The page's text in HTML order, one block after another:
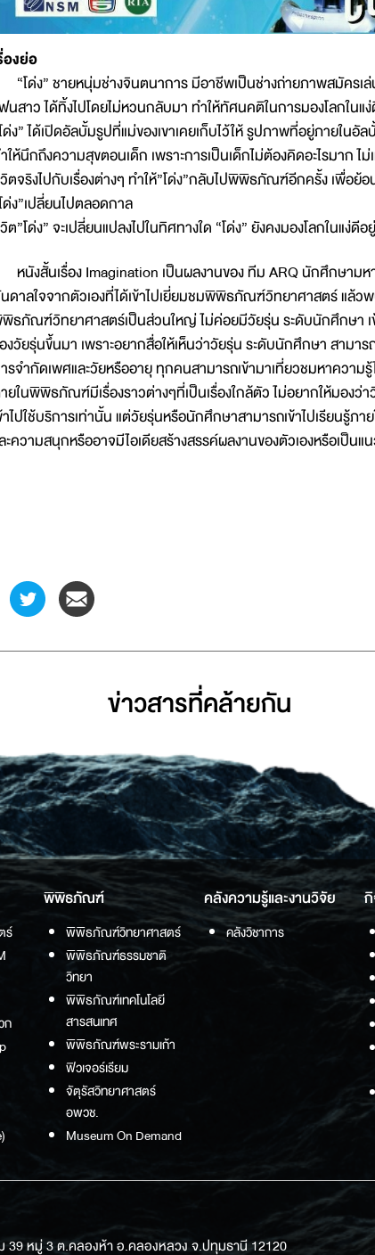
องย่อ
“โด่ง” ชายหนุ่มช่างจินตนาการ มีอาชีพเป็นช่างถ่ายภาพสมัครเล่
นสาว ได้ทิ้งไปโดยไม่หวนกลับมา ทำให้ทัศนคติในการมองโลกในแ
ด่ง” ได้เปิดอัลบั้มรูปที่แม่ของเขาเคยเก็บไว้ให้ รูปภาพที่อยู่ภายในอั
ให้นึกถึงความสุขตอนเด็ก เพราะการเป็นเด็กไม่ต้องคิดอะไรมาก
ตจริงไปกับเรื่องต่างๆ ทำให้”โด่ง”กลับไปพิพิธภัณฑ์อีกครั้ง เพื่อย้
ด่ง”เปลี่ยนไปตลอดกาล
ต”โด่ง” จะเปลี่ยนแปลงไปในทิศทางใด “โด่ง” ยังคงมองโลกในแง่ดี
หนังสั้นเรื่อง Imagination เป็นผลงานของ ทีม ARQ นักศึกษาม
ดาลใจจากตัวเองที่ได้เข้าไปเยี่ยมชมพิพิธภัณฑ์วิทยาศาสตร์ แล้ว
ธภัณฑ์วิทยาศาสตร์เป็นส่วนใหญ่ ไม่ค่อยมีวัยรุ่น ระดับนักศึกษา เข้
งวัยรุ่นขึ้นมา เพราะอยากสื่อให้เห็นว่าวัยรุ่น ระดับนักศึกษา สามา
รจำกัดเพศและวัยหรืออายุ ทุกคนสามารถเข้ามาเที่ยวชมหาความรู้
ยในพิพิธภัณฑ์มีเรื่องราวต่างๆที่เป็นเรื่องใกล้ตัว ไม่อยากให้มอ
าไปใช้บริการเท่านั้น แต่วัยรุ่นหรือนักศึกษาสามารถเข้าไปเรียนรู้
ะความสนุกหรืออาจมีไอเดียสร้างสรรค์ผลงานของตัวเองหรือเป็น
ข่าวสารที่่คล้ายกัน
ร์
ก
พิพิธภัณฑ์
พิพิธภัณฑ์วิทยาศาสตร์
พิพิธภัณฑ์ธรรมชาติ
วิทยา
พิพิธภัณฑ์เทคโนโลยี
สารสนเทศ
พิพิธภัณฑ์พระรามเก้า
ฟิวเจอร์เรียม
จัตุรัสวิทยาศาสตร์
อพวช.
Museum On Demand
คลังความรู้และงานวิจัย
คลังวิชาการ
39 หมู่ 3 ต.คลองห้า อ.คลองหลวง จ.ปทุมธานี 12120